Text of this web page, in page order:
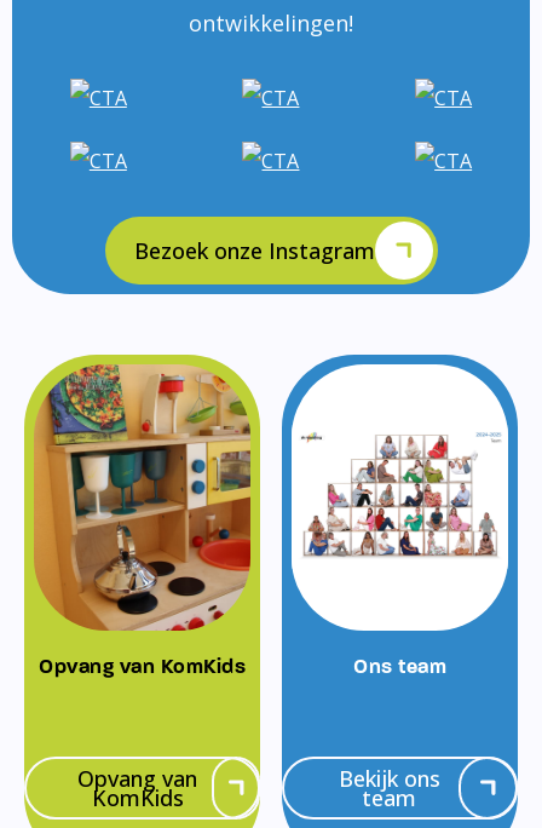
ontwikkelingen!
Bezoek onze Instagram
Opvang van KomKids
Opvang van
KomKids
Ons team
Bekijk ons
team